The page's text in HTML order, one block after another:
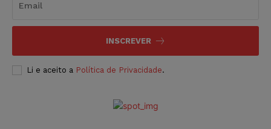
INSCREVER
Li e aceito a Política de Privacidade.